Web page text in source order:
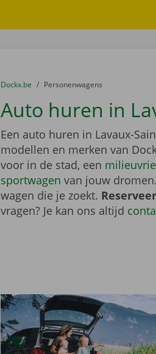
U bevindt zich hier:
van
Dockx.be naar
Personenwagens
Auto huren in
Een auto huren in Lavaux-
modellen en merken van
voor in de stad, een
sportwagen van jouw
wagen die je zoekt.
vragen? Je kan ons altijd